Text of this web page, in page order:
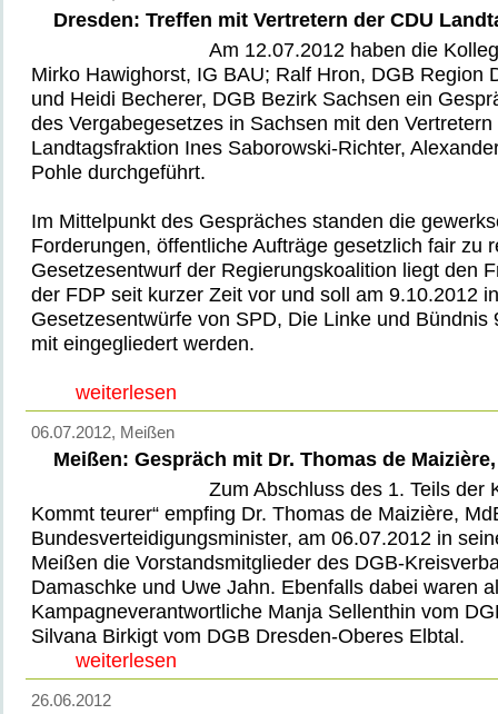
Dresden: Treffen mit Vertretern der CDU
Am 12.07.2012 haben die
Mirko Hawighorst, IG BAU; Ralf Hron, DGB Region
und Heidi Becherer, DGB Bezirk Sachsen ein
des Vergabegesetzes in Sachsen mit den
Landtagsfraktion Ines Saborowski-Richter,
Pohle durchgeführt.
Im Mittelpunkt des Gespräches standen die
Forderungen, öffentliche Aufträge gesetzlich fair zu
Gesetzesentwurf der Regierungskoalition liegt den
der FDP seit kurzer Zeit vor und soll am 9.10.2012
Gesetzesentwürfe von SPD, Die Linke und Bündnis
mit eingegliedert werden.
weiterlesen
06.07.2012, Meißen
Meißen: Gespräch mit Dr. Thomas de
Zum Abschluss des 1. Teils der
Kommt teurer“ empfing Dr. Thomas de Maizière,
Bundesverteidigungsminister, am 06.07.2012 in
Meißen die Vorstandsmitglieder des DGB-
Damaschke und Uwe Jahn. Ebenfalls dabei waren
Kampagneverantwortliche Manja Sellenthin vom
Silvana Birkigt vom DGB Dresden-Oberes Elbtal.
weiterlesen
26.06.2012